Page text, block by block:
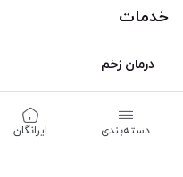
خدمات
درمان زخم
درمان زخم حاد
درمان زخم مقاوم به درمان
درمان زخم بستر (فشاری)
درمان زخم وریدی
دسته‌بندی ‌ایرانگان